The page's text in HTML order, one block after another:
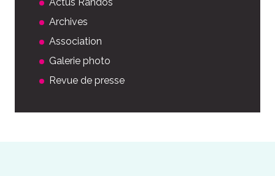
Archives
Association
Galerie photo
Revue de presse